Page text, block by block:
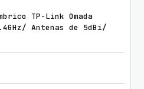
TP-Link Omada
Antenas de 5dBi/